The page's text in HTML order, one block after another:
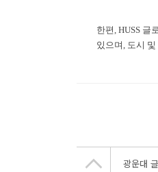
한편, HUSS 글
있으며, 도시
광운대